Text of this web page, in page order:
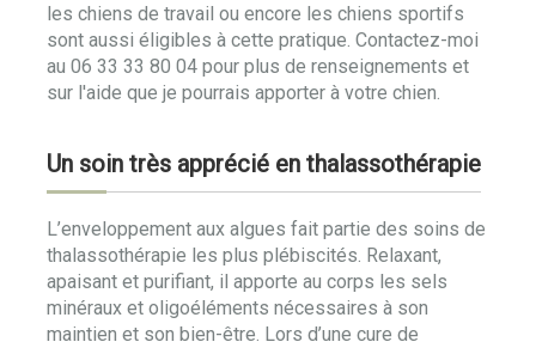
les chiens de travail ou encore les chiens sportifs
sont aussi éligibles à cette pratique. Contactez-moi
au 06 33 33 80 04 pour plus de renseignements et
sur l'aide que je pourrais apporter à votre chien.
Un soin très apprécié en thalassothérapie
L’enveloppement aux algues fait partie des soins de
thalassothérapie les plus plébiscités. Relaxant,
apaisant et purifiant, il apporte au corps les sels
minéraux et oligoéléments nécessaires à son
maintien et son bien-être. Lors d’une cure de